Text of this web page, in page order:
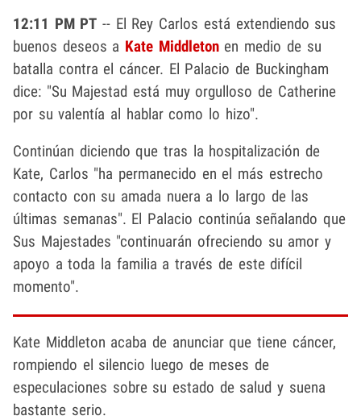
12:11 PM PT -- El Rey Carlos está extendiendo sus
buenos deseos a Kate Middletonen medio de su
batalla contra el cáncer. El Palacio de Buckingham
dice: "Su Majestad está muy orgulloso de Catherine
por su valentía al hablar como lo hizo".
Continúan diciendo que tras la hospitalización de
Kate, Carlos "ha permanecido en el más estrecho
contacto con su amada nuera a lo largo de las
últimas semanas". El Palacio continúa señalando que
Sus Majestades "continuarán ofreciendo su amor y
apoyo a toda la familia a través de este difícil
momento".
Kate Middleton acaba de anunciar que tiene cáncer,
rompiendo el silencio luego de meses de
especulaciones sobre su estado de salud y suena
bastante serio.